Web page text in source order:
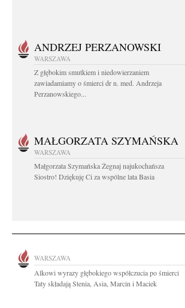
ANDRZEJ PERZANOWSKI
WARSZAWA
Z głębokim smutkiem i niedowierzaniem
zawiadamiamy o śmierci dr n. med. Andrzeja
Perzanowskiego...
MAŁGORZATA SZYMAŃSKA
WARSZAWA
Małgorzata Szymańska Żegnaj najukochańsza
Siostro! Dziękuję Ci za wspólne lata Basia
WARSZAWA
Alkowi wyrazy głębokiego współczucia po śmierci
Taty składają Stenia, Asia, Marcin i Maciek